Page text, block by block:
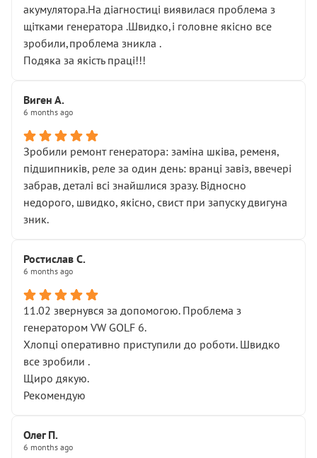
акумулятора.На діагностиці виявилася проблема з
щітками генератора .Швидко,і головне якісно все
зробили,проблема зникла .
Подяка за якість праці!!!
Виген А.
6 months ago
Зробили ремонт генератора: заміна шківа, ременя,
підшипників, реле за один день: вранці завіз, ввечері
забрав, деталі всі знайшлися зразу. Відносно
недорого, швидко, якісно, свист при запуску двигуна
зник.
Ростислав С.
6 months ago
11.02 звернувся за допомогою. Проблема з
генератором VW GOLF 6.
Хлопці оперативно приступили до роботи. Швидко
все зробили .
Щиро дякую.
Рекомендую
Олег П.
6 months ago